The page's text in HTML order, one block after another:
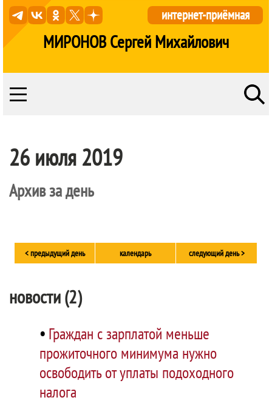
МИРОНОВ Сергей Михайлович
интернет-приёмная
26 июля 2019
Архив за день
< предыдущий день календарь следующий день >
новости (2)
• Граждан с зарплатой меньше
прожиточного минимума нужно
освободить от уплаты подоходного
налога